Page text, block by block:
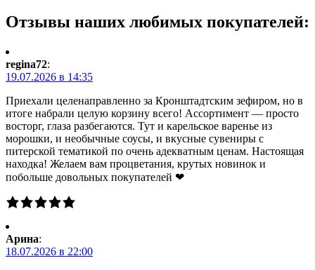
Отзывы наших любимых покупателей:
regina72:
19.07.2026 в 14:35
Приехали целенаправленно за Кронштадтским зефиром, но в
итоге набрали целую корзину всего! Ассортимент — просто
восторг, глаза разбегаются. Тут и карельское варенье из
морошки, и необычные соусы, и вкусные сувениры с
питерской тематикой по очень адекватным ценам. Настоящая
находка! Желаем вам процветания, крутых новинок и
побольше довольных покупателей ❤
Арина:
18.07.2026 в 22:00